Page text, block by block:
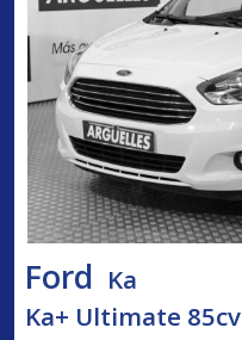
Ford Ka
Ka+ Ultimate 85cv